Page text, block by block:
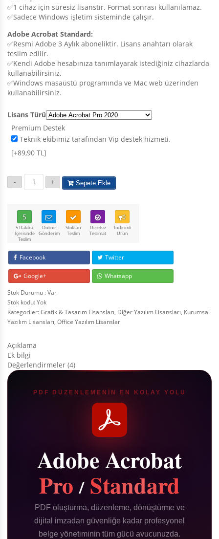
✅1 cihaz için süresiz lisanstır. Format sonrası kullanılamaz.
✅Sadece Windows işletim sisteminde çalışır.
Adobe Acrobat Standard:
✅Resmi Adobe 3 Aylık aboneliktir. Lisans anahtarı olarak
teslim edilir.
✅Kendi Adobe hesabınıza tanımlayarak istediğiniz cihazlarda
kullanabilirsiniz.
✅Windows masaüstü programında ve Mac web üzerinden
kullanabilirsiniz.
Lisans Türü
Premium Destek
Teknik ekibimiz tarafından Vip destek hizmeti.
[+89,90 TL]
Sepete Ekle
5
5 Dakika
İçerisinde
Teslim
Online
Gönderim
Stoktan
Teslim
Ücretsiz
Teslimat
İndirimli
Ürün
Facebook Twitter
Google+
Whatsapp
Stok Durumu : Var
Stok kodu:Yok
Kategoriler:Grafik & Tasarım Lisansları, Diğer Yazılım Lisansları, Kurumsal
Yazılım Lisansları, Office Yazılım Lisansları
Açıklama
Ek bilgi
Değerlendirmeler (4)
PDF DÜZENLEMENİN EN KOLAY YOLU
Adobe Acrobat
Pro / Standard
PDF oluşturma, düzenleme, dönüştürme ve
dijital imzadan güvenliğe kadar profesyonel
belge yönetiminin tüm gücü avucunuzda.